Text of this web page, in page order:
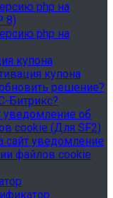
php на
8)
php на
купона
купона
решение?
Битрикс?
уведомление об
cookie (Для SF2)
сайт уведомление
файлов cookie